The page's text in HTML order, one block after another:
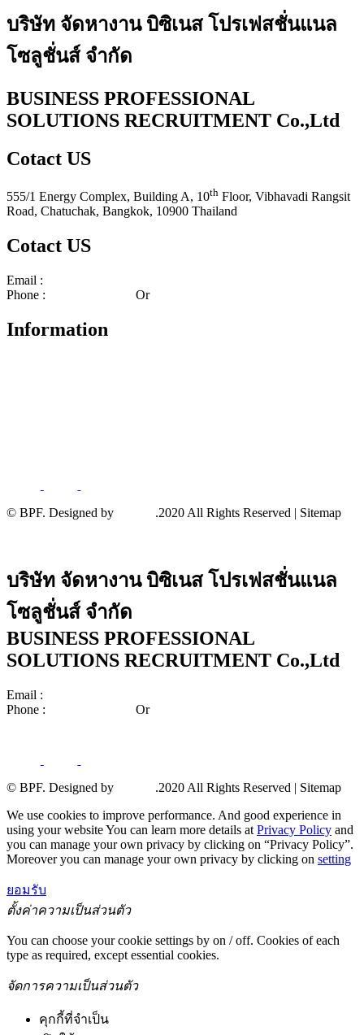
บริษัท จัดหางาน บิซิเนส โปรเฟสชั่นแนล
โซลูชั่นส์ จำกัด
BUSINESS PROFESSIONAL
SOLUTIONS RECRUITMENT Co.,Ltd
Cotact US
555/1 Energy Complex, Building A, 10th Floor, Vibhavadi Rangsit
Road, Chatuchak, Bangkok, 10900 Thailand
Cotact US
Email :
Phone :
Or
Information
© BPF. Designed by .2020 All Rights Reserved | Sitemap
บริษัท จัดหางาน บิซิเนส โปรเฟสชั่นแนล
โซลูชั่นส์ จำกัด
BUSINESS PROFESSIONAL
SOLUTIONS RECRUITMENT Co.,Ltd ​
Email :
Phone :
Or
© BPF. Designed by
.2020 All Rights Reserved | Sitemap
We use cookies to improve performance. And good experience in
using your website You can learn more details at Privacy Policy and
you can manage your own privacy by clicking on “Privacy Policy”.
Moreover you can manage your own privacy by clicking on setting
ยอมรับ
ตั้งค่าความเป็นส่วนตัว
You can choose your cookie settings by on / off. Cookies of each
type as required, except essential cookies.
จัดการความเป็นส่วนตัว
คุกกี้ที่จำเป็น